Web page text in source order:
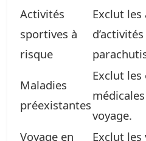
Activités
sportives à
risque
Exclut
Maladies
préexistantes
Exclut
voyage.
Voyage en
Exclut les